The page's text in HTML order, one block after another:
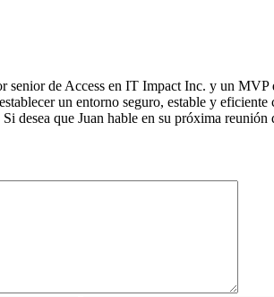
senior de Access en IT Impact Inc. y un
un entorno seguro, estable y
desea que Juan hable en su próxima reunión